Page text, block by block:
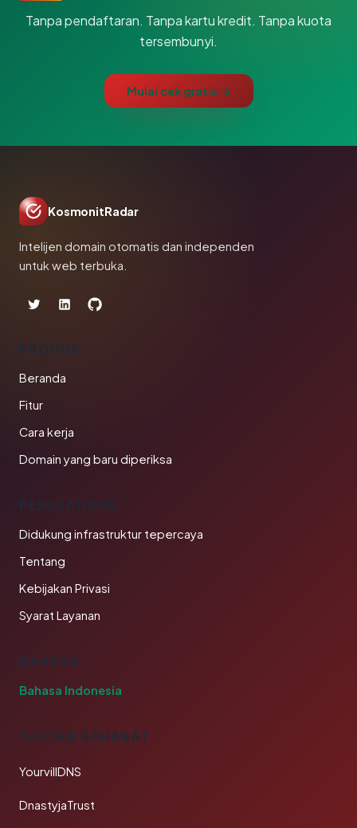
Tanpa pendaftaran. Tanpa kartu kredit. Tanpa kuota
tersembunyi.
Mulai cek gratis →
KosmonitRadar
Intelijen domain otomatis dan independen
untuk web terbuka.
PRODUK
Beranda
Fitur
Cara kerja
Domain yang baru diperiksa
PERUSAHAAN
Didukung infrastruktur tepercaya
Tentang
Kebijakan Privasi
Syarat Layanan
BAHASA
Bahasa Indonesia
TAUTAN SAHABAT
YourvillDNS
DnastyjaTrust